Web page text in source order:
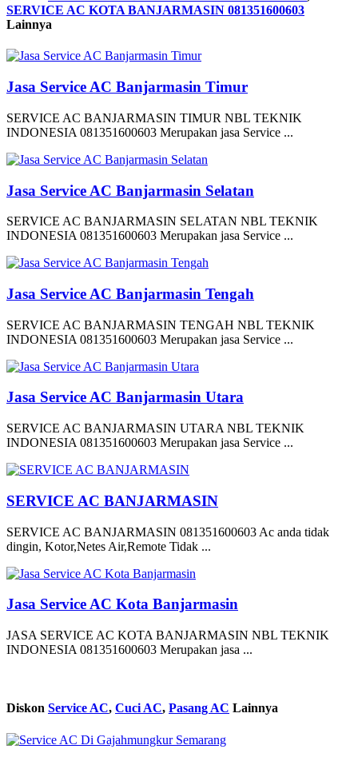
SERVICE AC KOTA BANJARMASIN 081351600603
Lainnya
Jasa Service AC Banjarmasin Timur
SERVICE AC BANJARMASIN TIMUR NBL TEKNIK
INDONESIA 081351600603 Merupakan jasa Service ...
Jasa Service AC Banjarmasin Selatan
SERVICE AC BANJARMASIN SELATAN NBL TEKNIK
INDONESIA 081351600603 Merupakan jasa Service ...
Jasa Service AC Banjarmasin Tengah
SERVICE AC BANJARMASIN TENGAH NBL TEKNIK
INDONESIA 081351600603 Merupakan jasa Service ...
Jasa Service AC Banjarmasin Utara
SERVICE AC BANJARMASIN UTARA NBL TEKNIK
INDONESIA 081351600603 Merupakan jasa Service ...
SERVICE AC BANJARMASIN
SERVICE AC BANJARMASIN 081351600603 Ac anda tidak
dingin, Kotor,Netes Air,Remote Tidak ...
Jasa Service AC Kota Banjarmasin
JASA SERVICE AC KOTA BANJARMASIN NBL TEKNIK
INDONESIA 081351600603 Merupakan jasa ...
Diskon Service AC, Cuci AC, Pasang AC Lainnya